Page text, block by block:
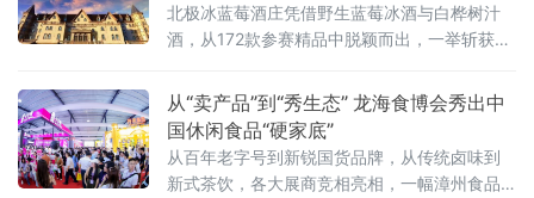
北极冰蓝莓酒庄凭借野生蓝莓冰酒与白桦树汁
酒，从172款参赛精品中脱颖而出，一举斩获金
从“卖产品”到“秀生态” 龙海食博会秀出中
国休闲食品“硬家底”
从百年老字号到新锐国货品牌，从传统卤味到
新式茶饮，各大展商竞相亮相，一幅漳州食品